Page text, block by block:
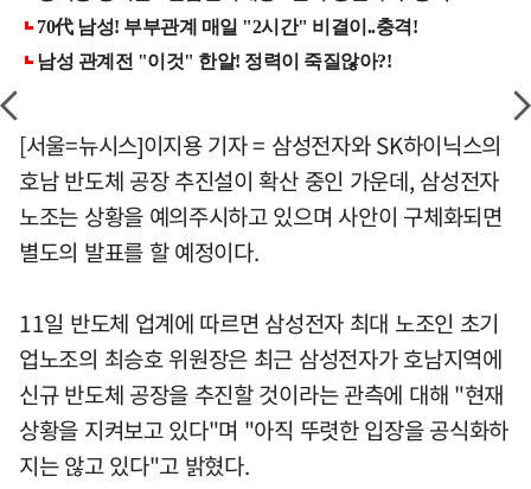
[서울=뉴시스]이지용 기자 = 삼성전자와 SK하이닉스의
호남 반도체 공장 추진설이 확산 중인 가운데, 삼성전자
노조는 상황을 예의주시하고 있으며 사안이 구체화되면
별도의 발표를 할 예정이다.
11일 반도체 업계에 따르면 삼성전자 최대 노조인 초기
업노조의 최승호 위원장은 최근 삼성전자가 호남지역에
신규 반도체 공장을 추진할 것이라는 관측에 대해 "현재
상황을 지켜보고 있다"며 "아직 뚜렷한 입장을 공식화하
지는 않고 있다"고 밝혔다.